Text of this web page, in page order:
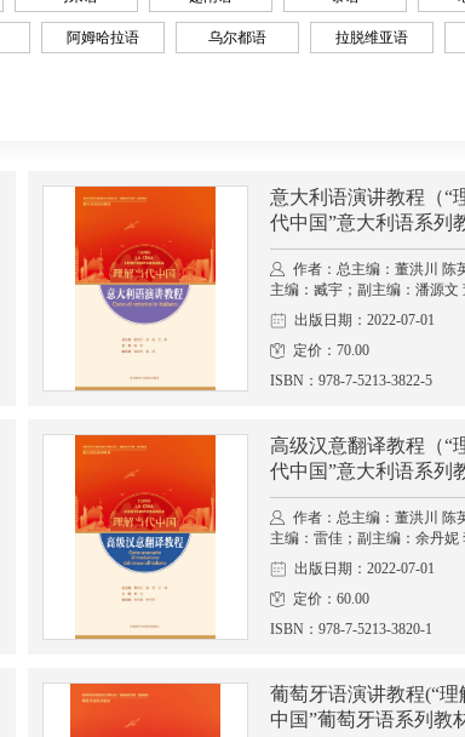
阿姆哈拉语 乌尔都语 拉脱维亚语
意大利语演讲教程（“
代中国”意大利语系列
作者：总主编：董洪川 陈
主编：臧宇；副主编：潘源文
出版日期：2022-07-01
定价：70.00
ISBN：978-7-5213-3822-5
高级汉意翻译教程（“
代中国”意大利语系列
作者：总主编：董洪川 陈
主编：雷佳；副主编：余丹妮
出版日期：2022-07-01
定价：60.00
ISBN：978-7-5213-3820-1
葡萄牙语演讲教程(“理
中国”葡萄牙语系列教